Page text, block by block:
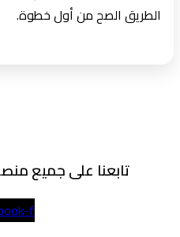
الطريق الصح من أول خطوة.
تابعنا على جميع
f